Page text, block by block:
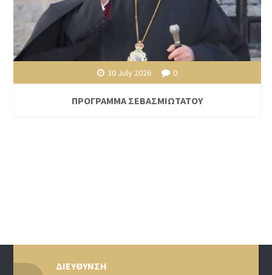
30 July 2026 0
ΠΡΟΓΡΑΜΜΑ ΣΕΒΑΣΜΙΩΤΑΤΟΥ
ΔΙΕΥΘΥΝΣΗ